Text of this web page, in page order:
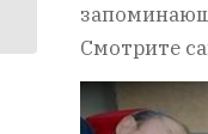
Смотрите
из прошлого